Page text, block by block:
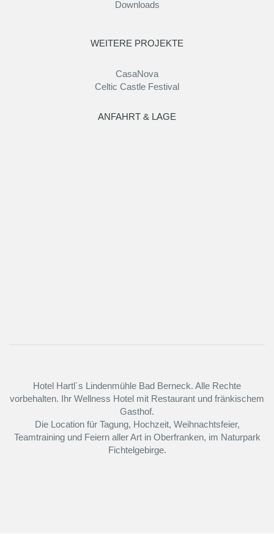
Downloads
WEITERE PROJEKTE
CasaNova
Celtic Castle Festival
ANFAHRT & LAGE
Hotel Hartl´s Lindenmühle Bad Berneck. Alle Rechte
vorbehalten. Ihr Wellness Hotel mit Restaurant und fränkischem
Gasthof.
Die Location für Tagung, Hochzeit, Weihnachtsfeier,
Teamtraining und Feiern aller Art in Oberfranken, im Naturpark
Fichtelgebirge.